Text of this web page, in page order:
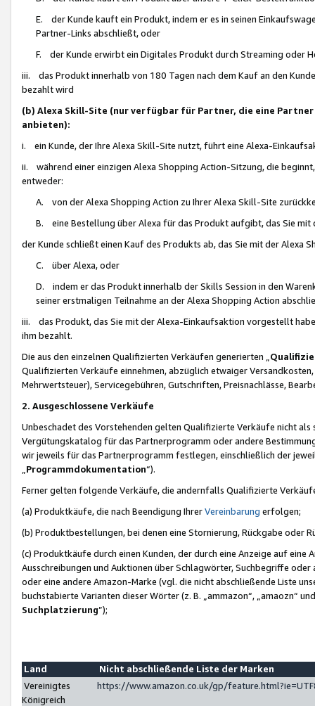
E. der Kunde kauft ein Produkt, indem er es in seinen
Partner-Links abschließt, oder
F. der Kunde erwirbt ein Digitales Produkt durch Streaming oder
iii. das Produkt innerhalb von 180 Tagen nach dem Kauf an den
bezahlt wird
(b) Alexa Skill-Site (nur verfügbar für Partner, die eine
anbieten):
i. ein Kunde, der Ihre Alexa Skill-Site nutzt, führt eine Alexa-
ii. während einer einzigen Alexa Shopping Action-Sitzung, die
entweder:
A. von der Alexa Shopping Action zu Ihrer Alexa Skill-Site
B. eine Bestellung über Alexa für das Produkt aufgibt, das Sie mit
der Kunde schließt einen Kauf des Produkts ab, das Sie mit der Alexa
C. über Alexa, oder
D. indem er das Produkt innerhalb der Skills Session in den
seiner erstmaligen Teilnahme an der Alexa Shopping Action
iii. das Produkt, das Sie mit der Alexa-Einkaufsaktion vorgestellt
ihm bezahlt.
Die aus den einzelnen Qualifizierten Verkäufen generierten „
Qualifizierten Verkäufe einnehmen, abzüglich etwaiger
Mehrwertsteuer), Servicegebühren, Gutschriften, Preisnachlässe,
2. Ausgeschlossene Verkäufe
Unbeschadet des Vorstehenden gelten Qualifizierte Verkäufe nicht
Vergütungskatalog für das Partnerprogramm oder andere
wir jeweils für das Partnerprogramm festlegen, einschließlich der
Programmdokumentation“).
Ferner gelten folgende Verkäufe, die andernfalls Qualifizierte
(a) Produktkäufe, die nach Beendigung IhrerVereinbarung erfolgen;
(b) Produktbestellungen, bei denen eine Stornierung, Rückgabe oder
(c) Produktkäufe durch einen Kunden, der durch eine Anzeige auf
Ausschreibungen und Auktionen über Schlagwörter, Suchbegriffe
oder eine andere Amazon-Marke (vgl. die nicht abschließende Liste
buchstabierte Varianten dieser Wörter (z. B. „ammazon“, „amaozn“
Suchplatzierung”);
Land
Nicht abschließende Liste der Marken
Vereinigtes
Königreich
https://www.amazon.co.uk/gp/